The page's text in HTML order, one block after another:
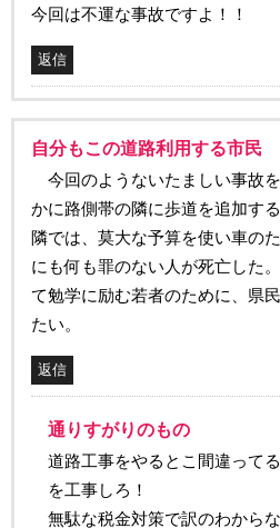
今回は不運な事故ですよ！！
返信
自分もこの道路利用する市民
今回のようないたましい事故
かに路側帯の隣に歩道を追加す
隣では、莫大な予算を使い車の
にも何も罪のない人が死亡した
て勉学に励む若者のために、県
たい。
返信
通りすがりのもの
道路工事をやるとこ間違って
を工事しろ！
無駄な税金対策で訳のわから